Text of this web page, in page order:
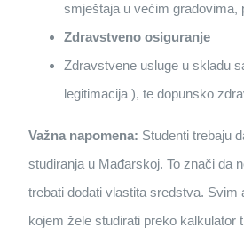
smještaja u većim gradovima,
Zdravstveno osiguranje
Zdravstvene usluge u skladu
legitimacija ), te dopunsko
Važna napomena: Studenti trebaju
studiranja u Mađarskoj. To znači da
trebati dodati vlastita sredstva.
kojem žele studirati preko kalkulator